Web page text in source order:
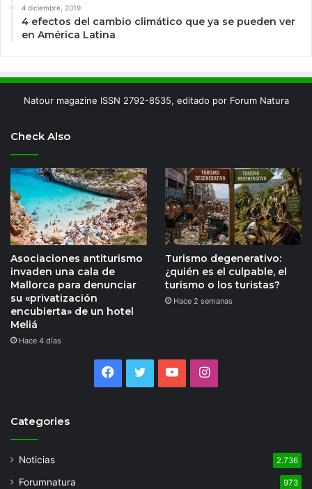
4 diciembre, 2019
4 efectos del cambio climático que ya se pueden ver
en América Latina
Natour magazine ISSN 2792-8535, editado por Forum Natura
Check Also
Asociaciones antiturismo
invaden una cala de
Mallorca para denunciar
su «privatización
encubierta» de un hotel
Meliá
Hace 4 días
Turismo degenerativo:
¿quién es el culpable, el
turismo o los turistas?
Hace 2 semanas
Facebook
TwitterYouTubeInstagram
Categories
Noticias 2.736
Forumnatura 973